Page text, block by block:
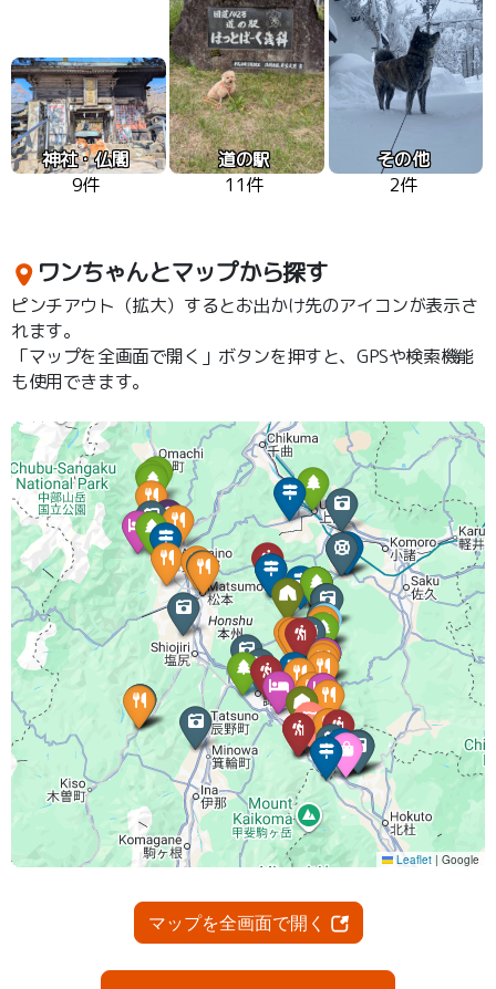
神社・仏閣
9件
道の駅
11件
その他
2件
ワンちゃんとマップから探す
ピンチアウト（拡大）するとお出かけ先のアイコンが表示さ
れます。
「マップを全画面で開く」ボタンを押すと、GPSや検索機能
も使用できます。
マップを全画面で開く